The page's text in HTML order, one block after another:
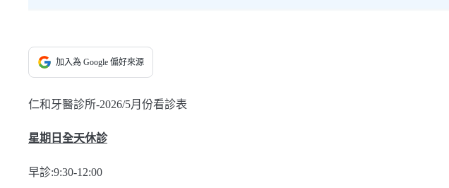
加入為 Google 偏好來源
仁和牙醫診所-2026/5月份看診表
星期日全天休診
早診:9:30-12:00